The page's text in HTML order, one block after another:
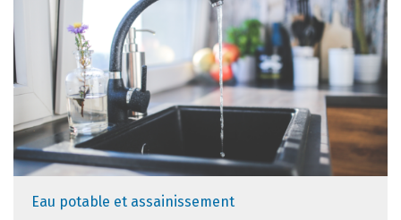
Eau potable et assainissement